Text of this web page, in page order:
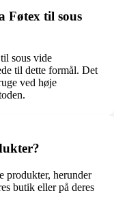
Føtex til sous
sous vide
til dette formål. Det
ved høje
produkter, herunder
butik eller på deres